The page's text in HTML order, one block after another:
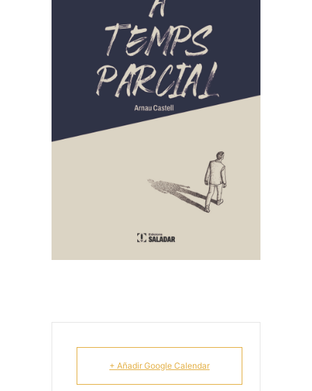
+ Añadir Google Calendar